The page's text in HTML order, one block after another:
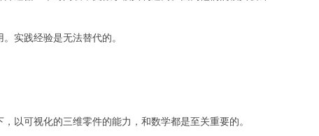
实践经验是无法替代的。
以可视化的三维零件的能力，和数学都是至关重要的。